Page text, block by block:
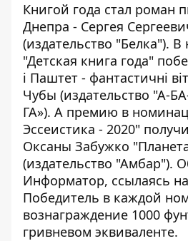
Книгой года стал роман
Днепра - Сергея
(издательство "Белка").
"Детская книга года"
і Паштет - фантастичні
Чубы (издательство "А-
ГА»). А премию в
Эссеистика - 2020"
Оксаны Забужко
(издательство "Амбар").
Информатор, ссылаясь на
Победитель в каждой
вознаграждение 1000
гривневом эквиваленте.